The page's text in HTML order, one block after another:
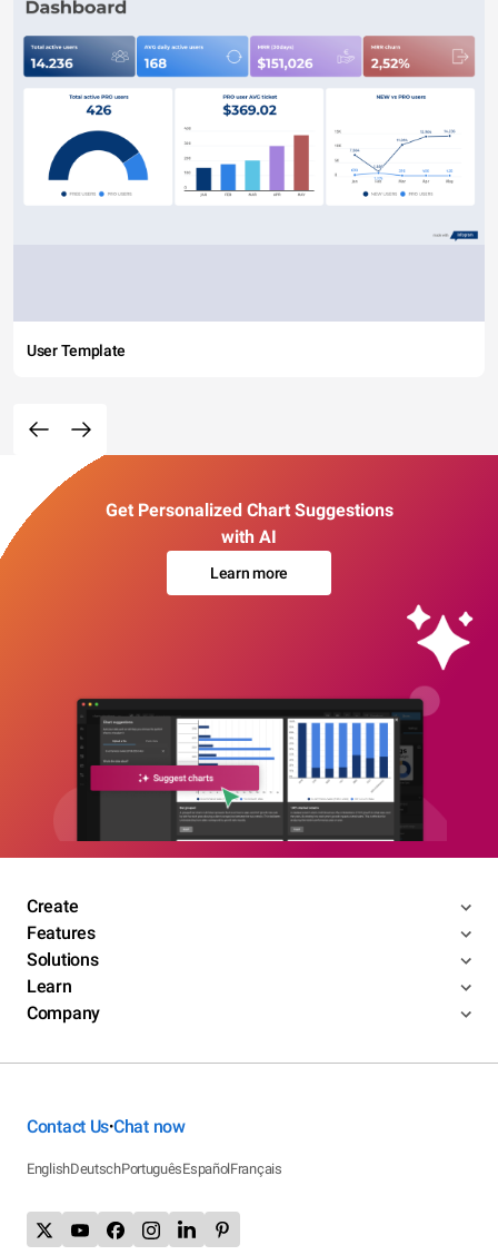
User Template
Get Personalized Chart Suggestions
with AI
Learn more
Create
Features
Solutions
Learn
Company
Contact Us•Chat now
EnglishDeutschPortuguêsEspañolFrançais